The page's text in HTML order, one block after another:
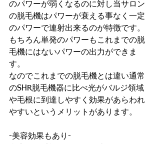
のパワーが弱くなるのに対し当サロン
の脱毛機はパワーが衰える事なく一定
のパワーで連射出来るのが特徴です。
もちろん単発のパワーもこれまでの脱
毛機にはないパワーの出力ができま
す。
なのでこれまでの脱毛機とは違い通常
のSHR脱毛機器に比べ光がバルジ領域
や毛根に到達しやすく効果があらわれ
やすいというメリットがあります。
-美容効果もあり-